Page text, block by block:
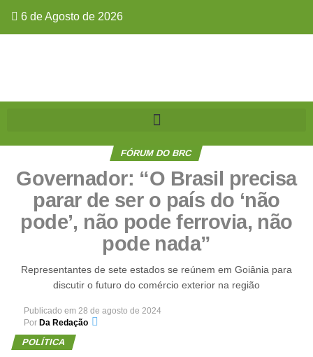
6 de Agosto de 2026
FÓRUM DO BRC
Governador: “O Brasil precisa
parar de ser o país do ‘não
pode’, não pode ferrovia, não
pode nada”
Representantes de sete estados se reúnem em Goiânia para
discutir o futuro do comércio exterior na região
Publicado em 28 de agosto de 2024
Por Da Redação
POLÍTICA